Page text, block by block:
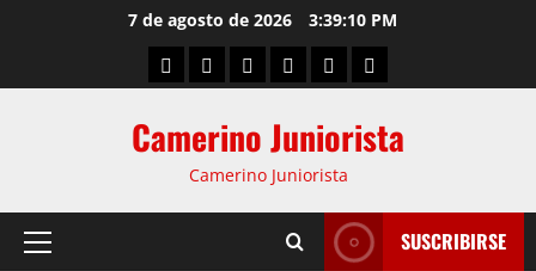
7 de agosto de 2026 3:39:11 PM
Camerino Juniorista
Camerino Juniorista
SUSCRIBIRSE